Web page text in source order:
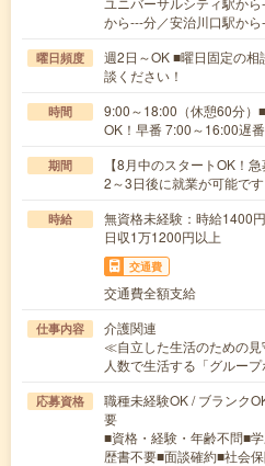
から---分／安治川口駅か
曜日頻度
週2日～OK ■曜日固定の
談ください！
時間
9:00～18:00（休憩60分）
OK！早番 7:00～16:00遅
期間
【8月中のスタートOK！
2～3日後に就業が可能です
時給
無資格未経験：時給
日収1万1200円以上
交通費
交通費全額支給
仕事内容
介護関連
≪自立した生活のための
人数で生活する「グルー
応募資格
職種未経験OK / ブランク
要
■資格・経験・年齢不問■
歴書不要■面談確約■社会